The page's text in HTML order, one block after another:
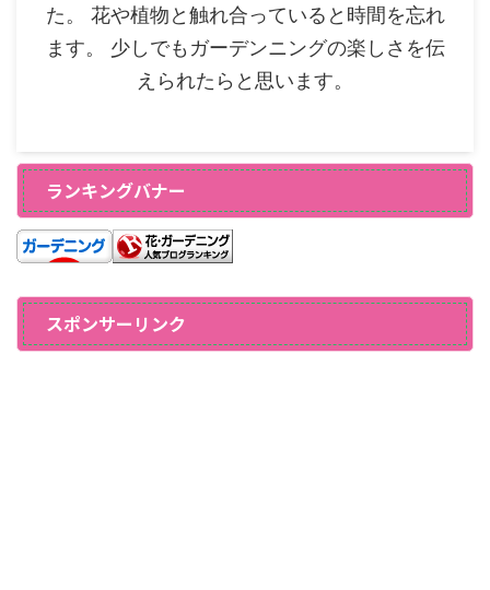
た。 花や植物と触れ合っていると時間を忘れ
ます。 少しでもガーデンニングの楽しさを伝
えられたらと思います。
ランキングバナー
スポンサーリンク